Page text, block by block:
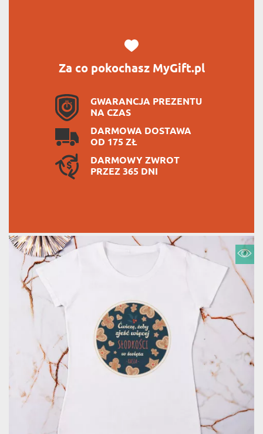
Za co pokochasz MyGift.pl
GWARANCJA PREZENTU
NA CZAS
DARMOWA DOSTAWA
OD 175 ZŁ
DARMOWY ZWROT
PRZEZ 365 DNI